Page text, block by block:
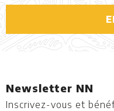
Newsletter NN
Inscrivez-vous et